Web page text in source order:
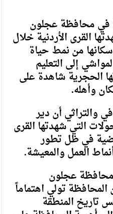
في محافظة عجلون
القرى الأردنية خلال
سكانها من نمط حياة
إلى التعليم
الحجرية شاهدة على
وأهله.
والتراثي أن دير
التي شهدتها القرى
في ظل تطور
العمل والمعيشة.
عجلون
تولي اهتماماً
تاريخ المنطقة